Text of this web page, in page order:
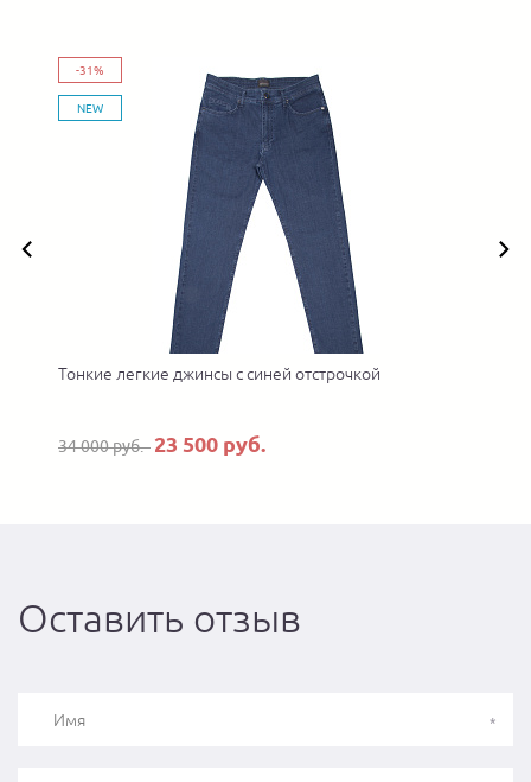
-31%
NEW
Тонкие легкие джинсы с синей отстрочкой
34 000 руб. 23 500 руб.
Оставить отзыв